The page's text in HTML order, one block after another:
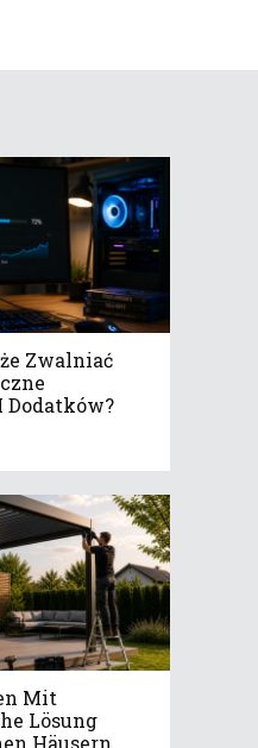
Zwalniać
Dodatków?
Mit
Lösung
Häusern